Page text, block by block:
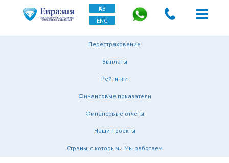
ҚАЗ
ENG
Перестрахование
Выплаты
Рейтинги
Финансовые показатели
Финансовые отчеты
Наши проекты
Страны, с которыми Мы работаем